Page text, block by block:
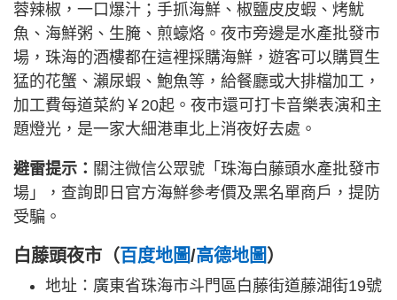
蓉辣椒，一口爆汁；手抓海鮮、椒鹽皮皮蝦、烤魷
魚、海鮮粥、生腌、煎蠔烙。夜市旁邊是水產批發市
場，珠海的酒樓都在這裡採購海鮮，遊客可以購買生
猛的花蟹、瀨尿蝦、鮑魚等，給餐廳或大排檔加工，
加工費每道菜約￥20起。夜市還可打卡音樂表演和主
題燈光，是一家大細港車北上消夜好去處。
避雷提示： 關注微信公眾號「珠海白藤頭水產批發市
場」，查詢即日官方海鮮參考價及黑名單商戶，提防
受騙。
白藤頭夜市（百度地圖/高德地圖 ）
地址：廣東省珠海市斗門區白藤街道藤湖街19號